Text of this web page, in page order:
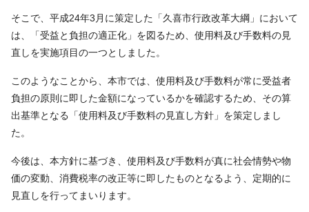
そこで、平成24年3月に策定した「久喜市行政改革大綱」において
は、「受益と負担の適正化」を図るため、使用料及び手数料の見
直しを実施項目の一つとしました。
このようなことから、本市では、使用料及び手数料が常に受益者
負担の原則に即した金額になっているかを確認するため、その算
出基準となる「使用料及び手数料の見直し方針」を策定しまし
た。
今後は、本方針に基づき、使用料及び手数料が真に社会情勢や物
価の変動、消費税率の改正等に即したものとなるよう、定期的に
見直しを行ってまいります。